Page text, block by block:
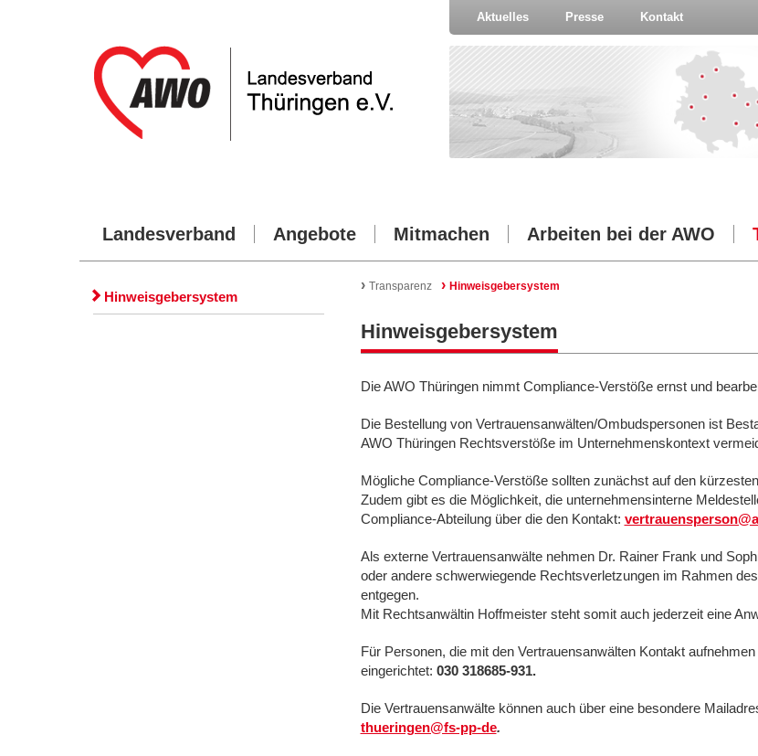
Aktuelles Presse Kontakt
Landesverband Angebote Mitmachen Arbeiten bei der AWO
Hinweisgebersystem
› Transparenz › Hinweisgebersystem
Hinweisgebersystem
Die AWO Thüringen nimmt Compliance-Verstöße ernst und
Die Bestellung von Vertrauensanwälten/Ombudspersonen ist
AWO Thüringen Rechtsverstöße im Unternehmenskontext
Mögliche Compliance-Verstöße sollten zunächst auf den
Zudem gibt es die Möglichkeit, die unternehmensinterne
Compliance-Abteilung über die den Kontakt:
Als externe Vertrauensanwälte nehmen Dr. Rainer Frank und
oder andere schwerwiegende Rechtsverletzungen im Rahmen
entgegen.
Mit Rechtsanwältin Hoffmeister steht somit auch jederzeit eine
Für Personen, die mit den Vertrauensanwälten Kontakt
eingerichtet: 030 318685-931.
Die Vertrauensanwälte können auch über eine besondere
thueringen@fs-pp-de.